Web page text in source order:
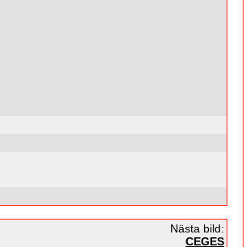
Nästa bild:
CEGES